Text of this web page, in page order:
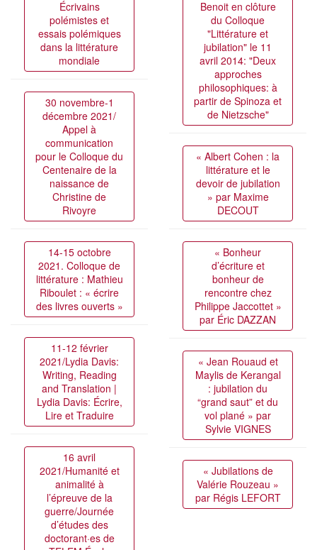
Écrivains
polémistes et
essais polémiques
dans la littérature
mondiale
30 novembre-1
décembre 2021/
Appel à
communication
pour le Colloque du
Centenaire de la
naissance de
Christine de
Rivoyre
14-15 octobre
2021. Colloque de
littérature : Mathieu
Riboulet : « écrire
des livres ouverts »
11-12 février
2021/Lydia Davis:
Writing, Reading
and Translation |
Lydia Davis: Écrire,
Lire et Traduire
16 avril
2021/Humanité et
animalité à
l’épreuve de la
guerre/Journée
d’études des
doctorant·es de
Benoit en clôture
du Colloque
"Littérature et
jubilation" le 11
avril 2014: "Deux
approches
philosophiques: à
partir de Spinoza et
de Nietzsche"
« Albert Cohen : la
littérature et le
devoir de jubilation
» par Maxime
DECOUT
« Bonheur
d’écriture et
bonheur de
rencontre chez
Philippe Jaccottet »
par Éric DAZZAN
« Jean Rouaud et
Maylis de Kerangal
: jubilation du
“grand saut” et du
vol plané » par
Sylvie VIGNES
« Jubilations de
Valérie Rouzeau »
par Régis LEFORT